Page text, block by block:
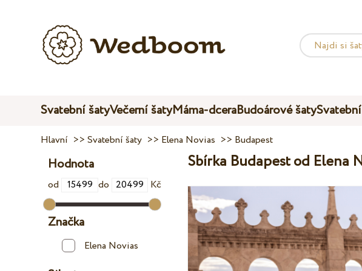
Svatební šatyVečerní šatyMáma-dceraBudoárové šaty
Hlavní >>Svatební šaty >> Elena Novias >> Budapest
Hodnota
od do Kč
Značka
Elena Novias
Sbírka Budapest od Elena